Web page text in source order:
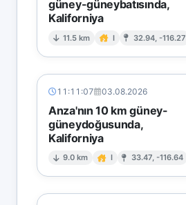
güney-güneybatısında,
Kaliforniya
11.5 km I 32.94, -116.27
11:11:07 03.08.2026
Anza'nın 10 km güney-
güneydoğusunda,
Kaliforniya
9.0 km I 33.47, -116.64